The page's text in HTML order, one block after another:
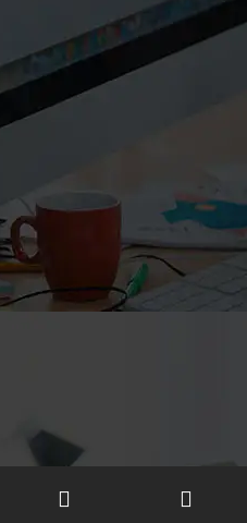
info@manifunds.com
mani.funds